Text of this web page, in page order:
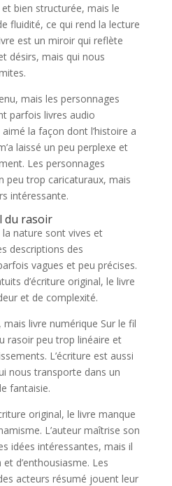
et bien structurée, mais le
fluidité, ce qui rend la lecture
est un miroir qui reflète
désirs, mais qui nous
mais les personnages
parfois livres audio
aimé la façon dont l’histoire a
laissé un peu perplexe et
Les personnages
peu trop caricaturaux, mais
intéressante.
du rasoir
nature sont vives et
descriptions des
vagues et peu précises.
d’écriture original, le livre
et de complexité.
livre numérique Sur le fil
rasoir peu trop linéaire et
L’écriture est aussi
nous transporte dans un
fantaisie.
original, le livre manque
L’auteur maîtrise son
idées intéressantes, mais il
d’enthousiasme. Les
acteurs résumé jouent leur